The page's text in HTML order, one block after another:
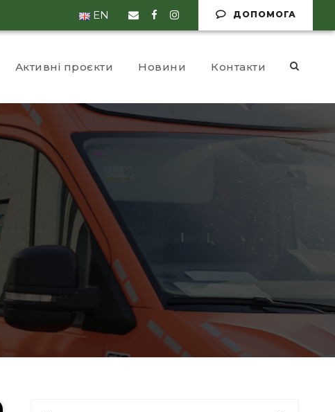
ДОПОМОГА
EN
Активні проєкти Новини Контакти